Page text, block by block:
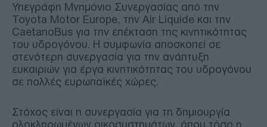
Υπεγράφη Μνημόνιο Συνεργασίας από την
Toyota Motor Europe, την Air Liquide και την
CaetanoBus για την επέκταση της κινητικότητας
του υδρογόνου. Η συμφωνία αποσκοπεί σε
στενότερη συνεργασία για την ανάπτυξη
ευκαιριών για έργα κινητικότητας του υδρογόνου
σε πολλές ευρωπαϊκές χώρες.
Στόχος είναι η συνεργασία για τη δημιουργία
ολοκληρωμένων οικοσυστημάτων, όπου τόσο η